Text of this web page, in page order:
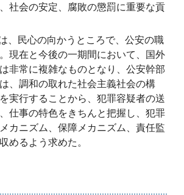
社会の安定、腐敗の懲罰に重要な貢
、民心の向かうところで、公安の職
現在と今後の一期間において、国外
非常に複雑なものとなり、公安幹部
、調和の取れた社会主義社会の構
実行することから、犯罪容疑者の送
仕事の特色をきちんと把握し、犯罪
カニズム、保障メカニズム、責任監
めるよう求めた。